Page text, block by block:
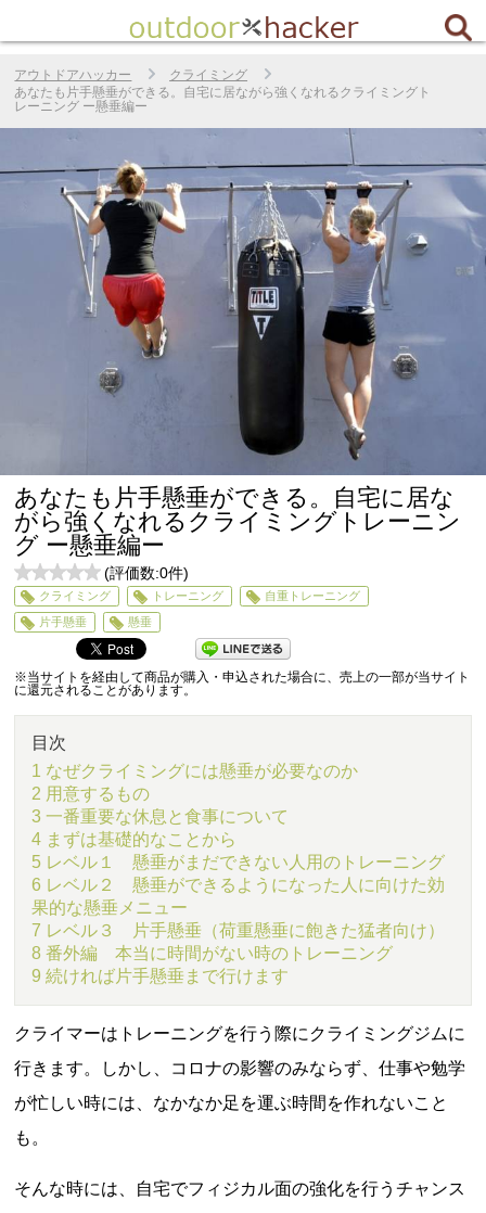
アウトドアハッカー
クライミング
あなたも片手懸垂ができる。自宅に居ながら強くなれるクライミングト
レーニング ー懸垂編ー
あなたも片手懸垂ができる。自宅に居な
がら強くなれるクライミングトレーニン
グ ー懸垂編ー
0
5
(評価数:0件)
クライミング トレーニング
自重トレーニング
片手懸垂
懸垂
※当サイトを経由して商品が購入・申込された場合に、売上の一部が当サイト
に還元されることがあります。
目次
1 なぜクライミングには懸垂が必要なのか
2 用意するもの
3 一番重要な休息と食事について
4 まずは基礎的なことから
5 レベル１ 懸垂がまだできない人用のトレーニング
6 レベル２ 懸垂ができるようになった人に向けた効
果的な懸垂メニュー
7 レベル３ 片手懸垂（荷重懸垂に飽きた猛者向け）
8 番外編 本当に時間がない時のトレーニング
9 続ければ片手懸垂まで行けます
クライマーはトレーニングを行う際にクライミングジムに
行きます。しかし、コロナの影響のみならず、仕事や勉学
が忙しい時には、なかなか足を運ぶ時間を作れないこと
も。
そんな時には、自宅でフィジカル面の強化を行うチャンス